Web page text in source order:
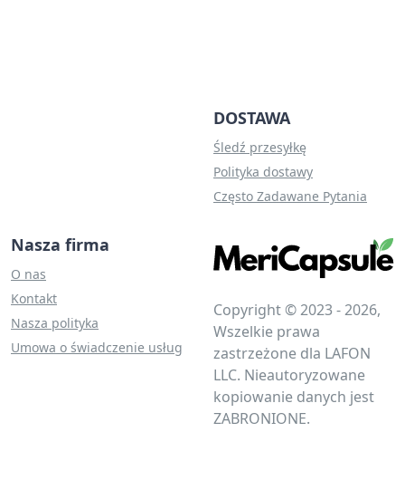
DOSTAWA
Śledź przesyłkę
Polityka dostawy
Często Zadawane Pytania
Nasza firma
O nas
Kontakt
Nasza polityka
Umowa o świadczenie usług
Copyright © 2023 - 2026,
Wszelkie prawa
zastrzeżone dla LAFON
LLC. Nieautoryzowane
kopiowanie danych jest
ZABRONIONE.